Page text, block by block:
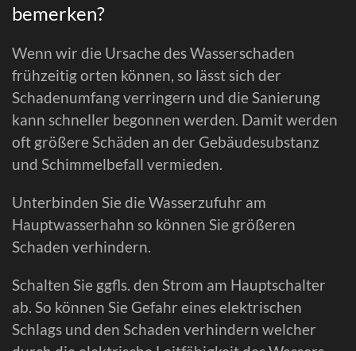
bemerken?
Wenn wir die Ursache des Wasserschaden
frühzeitig orten können, so lässt sich der
Schadenumfang verringern und die Sanierung
kann schneller begonnen werden. Damit werden
oft größere Schäden an der Gebäudesubstanz
und Schimmelbefall vermieden.
Unterbinden Sie die Wasserzufuhr am
Hauptwasserhahn so können Sie größeren
Schaden verhindern.
Schalten Sie ggfls. den Strom am Hauptschalter
ab. So können Sie Gefahr eines elektrischen
Schlags und den Schaden verhindern welcher